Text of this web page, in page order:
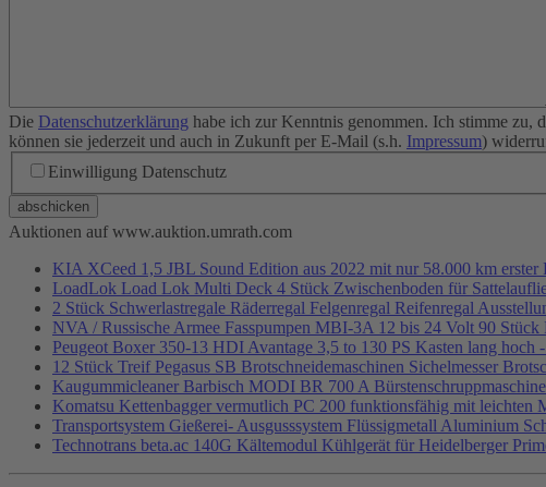
Die Datenschutzerklärung habe ich zur Kenntnis genommen. Ich stimme zu,
können sie jederzeit und auch in Zukunft per E-Mail (s.h. Impressum)
Einwilligung Datenschutz
abschicken
Auktionen auf www.auktion.umrath.com
KIA XCeed 1,5 JBL Sound Edition aus 2022 mit nur 58.000 km
LoadLok Load Lok Multi Deck 4 Stück Zwischenboden für
2 Stück Schwerlastregale Räderregal Felgenregal Reifenregal
NVA / Russische Armee Fasspumpen MBI-3A 12 bis 24 Volt 90
Peugeot Boxer 350-13 HDI Avantage 3,5 to 130 PS Kasten lang
12 Stück Treif Pegasus SB Brotschneidemaschinen Sichelmesser
Kaugummicleaner Barbisch MODI BR 700 A
Komatsu Kettenbagger vermutlich PC 200 funktionsfähig mit leichten
Transportsystem Gießerei- Ausgusssystem Flüssigmetall Aluminium
Technotrans beta.ac 140G Kältemodul Kühlgerät für Heidelberger